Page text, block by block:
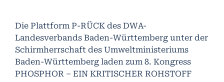
Die Plattform P-RÜCK des DWA-
Landesverbands Baden-Württemberg unter der
Schirmherrschaft des Umweltministeriums
Baden-Württemberg laden zum 8. Kongress
PHOSPHOR – EIN KRITISCHER ROHSTOFF